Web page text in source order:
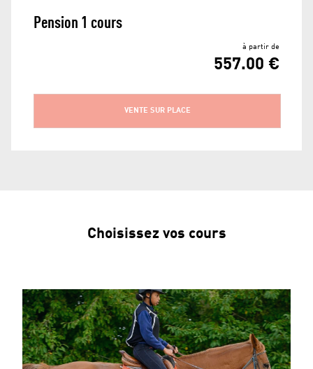
Pension 1 cours
à partir de
557.00 €
VENTE SUR PLACE
Choisissez vos cours